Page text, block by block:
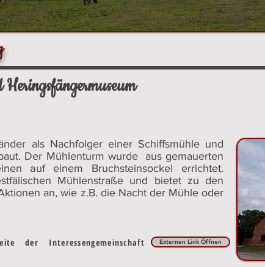
als Nachfolger einer Schiffsmühle und
Der Mühlenturm wurde aus gemauerten
auf einem Bruchsteinsockel errichtet.
Mühlenstraße und bietet zu den
an, wie z.B. die Nacht der Mühle oder
der Interessengemeinschaft
Externen Link Öffnen